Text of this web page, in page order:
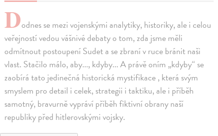
Dodnes se mezi vojenskými analytiky, historiky, ale i celou
veřejností vedou vášnivé debaty o tom, zda jsme měli
odmítnout postoupení Sudet a se zbraní v ruce bránit naši
vlast. Stačilo málo, aby..., kdyby... A právě oním „kdyby“ se
zaobírá tato jedinečná historická mystifikace , která svým
smyslem pro detail i celek, strategii i taktiku, ale i příběh
samotný, bravurně vypráví příběh fiktivní obrany naší
republiky před hitlerovskými vojsky.